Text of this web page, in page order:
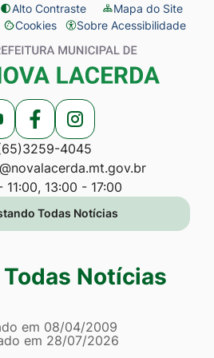
Alto Contraste
Mapa do Site
Cookies
Abrir
preferências
de
cookies
Sobre Acessibilidade
Acessar
a
Rede
Social
Acessar
a
Rede
Social
4045
11:00, 13:00 - 17:00
Todas Notícias
Notícias
Todas
em 08/04/2009
em 28/07/2026